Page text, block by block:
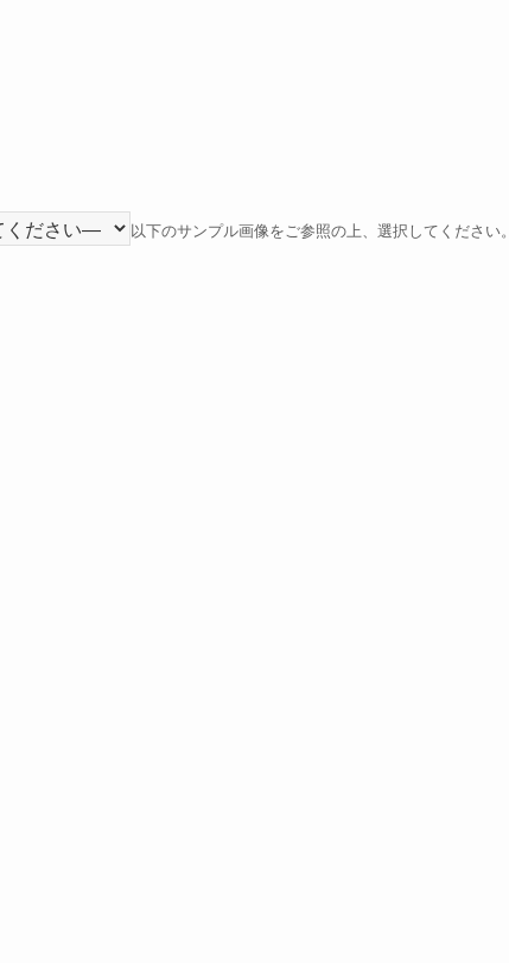
以下のサンプル画像をご参照の上、選択してください。